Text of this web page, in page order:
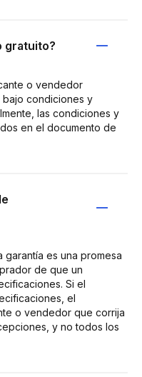
gratuito?
o vendedor
bajo condiciones y
las condiciones y
en el documento de
garantía es una promesa
de que un
Si el
el
o vendedor que corrija
y no todos los